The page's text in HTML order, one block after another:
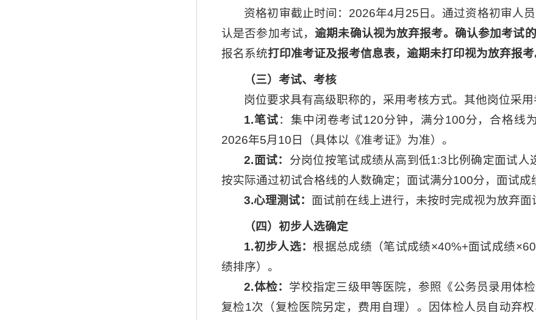
资格初审截止时间：2026年4月25日。通过资格初审人
认是否参加考试， 逾期未确认视为放弃报考。 确认参加考试
报名系统打印准考证及报考信息表，逾期未打印视为放弃报考
（三）考试、考核
岗位要求具有高级职称的，采用考核方式。其他岗位采用
1.笔试：集中闭卷考试120分钟，满分100分，合格线
2026年5月10日（具体以《准考证》为准）。
2.面试： 分岗位按笔试成绩从高到低1:3比例确定面试人
按实际通过初试合格线的人数确定；面试满分100分，面试成
3.心理测试： 面试前在线上进行，未按时完成视为放弃面
（ 四）初步人选确定
1.初步人选：根据总成绩（笔试成绩×40%+面试成绩
绩排序）。
2.体检： 学校指定三级甲等医院，参照《公务员录用体
复检1次（复检医院另定，费用自理）。因体检人员自动弃